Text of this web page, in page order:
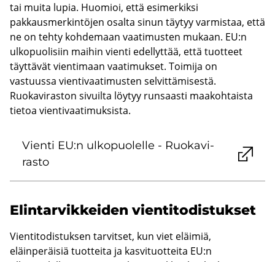
tai muita lupia. Huomioi, että esimerkiksi
pakkausmerkintöjen osalta sinun täytyy varmistaa, että
ne on tehty kohdemaan vaatimusten mukaan. EU:n
ulkopuolisiin maihin vienti edellyttää, että tuotteet
täyttävät vientimaan vaatimukset. Toimija on
vastuussa vientivaatimusten selvittämisestä.
Ruokaviraston sivuilta löytyy runsaasti maakohtaista
tietoa vientivaatimuksista.
Vien­ti EU:n ul­ko­puo­lel­le - Ruo­ka­vi­
ras­to
Elin­tar­vik­kei­den vien­ti­to­dis­tuk­set
Vientitodistuksen tarvitset, kun viet eläimiä,
eläinperäisiä tuotteita ja kasvituotteita EU:n